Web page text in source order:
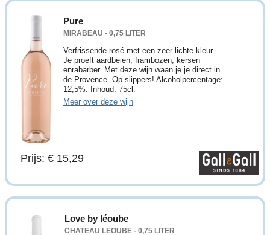
Pure
MIRABEAU - 0,75 LITER
Verfrissende rosé met een zeer lichte kleur.
Je proeft aardbeien, frambozen, kersen
enrabarber. Met deze wijn waan je je direct in
de Provence. Op slippers! Alcoholpercentage:
12,5%. Inhoud: 75cl.
Meer over deze wijn
Prijs: € 15,29
Love by léoube
CHATEAU LEOUBE - 0,75 LITER